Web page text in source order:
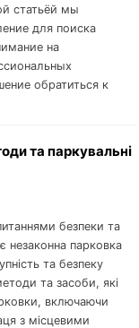
статьёй мы
для поиска
на
обратиться к
та паркувальні
безпеки та
незаконна парковка
та безпеку
та засоби, які
включаючи
з місцевими